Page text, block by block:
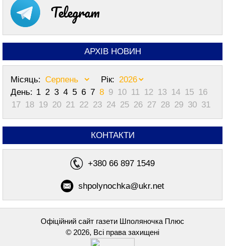
Telegram
АРХІВ НОВИН
Місяць:
Рік:
День: 1 2 3 4 5 6 7 8 9 10 11 12 13 14 15 16
17 18 19 20 21 22 23 24 25 26 27 28 29 30 31
КОНТАКТИ
+380 66 897 1549
shpolynochka@ukr.net
Офіційний сайт газети Шполяночка Плюс
© 2026, Всі права захищені